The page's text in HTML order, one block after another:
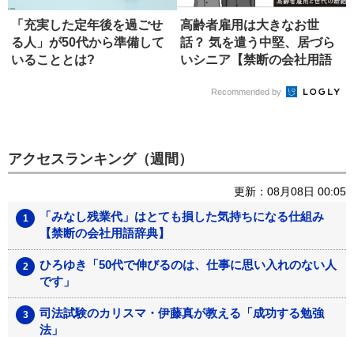
「充実した定年後を過ごせ
る人」が50代から準備して
いることとは?
高齢者雇用は大きなお世
話？ 気を遣う中堅、居づら
いシニア【禁断の会社用語
Recommended by
アクセスランキング（週間）
更新：08月08日 00:05
「みなし残業代」はとても損した気持ちになる仕組み
【禁断の会社用語辞典】
ひろゆき「50代で伸びるのは、仕事に思い入れのない人
です」
司法試験のカリスマ・伊藤真が教える「成功する勉強
法」